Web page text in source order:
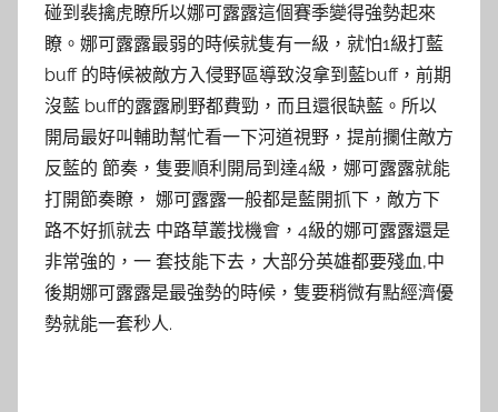
碰到裴擒虎瞭所以娜可露露這個賽季變得強勢起來
瞭。娜可露露最弱的時候就隻有一級，就怕1級打藍
buff 的時候被敵方入侵野區導致沒拿到藍buff，前期
沒藍 buff的露露刷野都費勁，而且還很缺藍。所以
開局最好叫輔助幫忙看一下河道視野，提前攔住敵方
反藍的 節奏，隻要順利開局到達4級，娜可露露就能
打開節奏瞭， 娜可露露一般都是藍開抓下，敵方下
路不好抓就去 中路草叢找機會，4級的娜可露露還是
非常強的，一 套技能下去，大部分英雄都要殘血,中
後期娜可露露是最強勢的時候，隻要稍微有點經濟優
勢就能一套秒人.